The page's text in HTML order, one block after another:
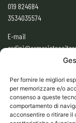
Per fornire le migliori
per memorizzare e/o
consenso a queste
comportamento di
acconsentire o ritirare il
019 824684
3534035574
E-mail
ORARI
9:00 – 12:30
15:30 – 19:30